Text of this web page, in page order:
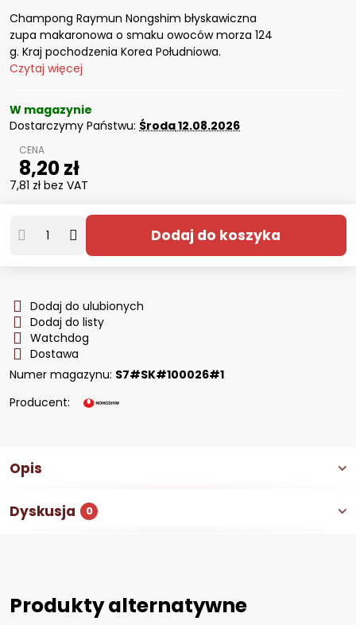
Champong Raymun Nongshim błyskawiczna
zupa makaronowa o smaku owoców morza 124
g. Kraj pochodzenia Korea Południowa.
Czytaj więcej
W magazynie
Dostarczymy Państwu: Środa12.08.2026
8,20 zł
7,81 zł bez VAT
Dodaj do koszyka
Dodaj do ulubionych
Dodaj do listy
Watchdog
Dostawa
Numer magazynu: S7#SK#100026#1
Producent:
Opis
Dyskusja 0
Produkty alternatywne